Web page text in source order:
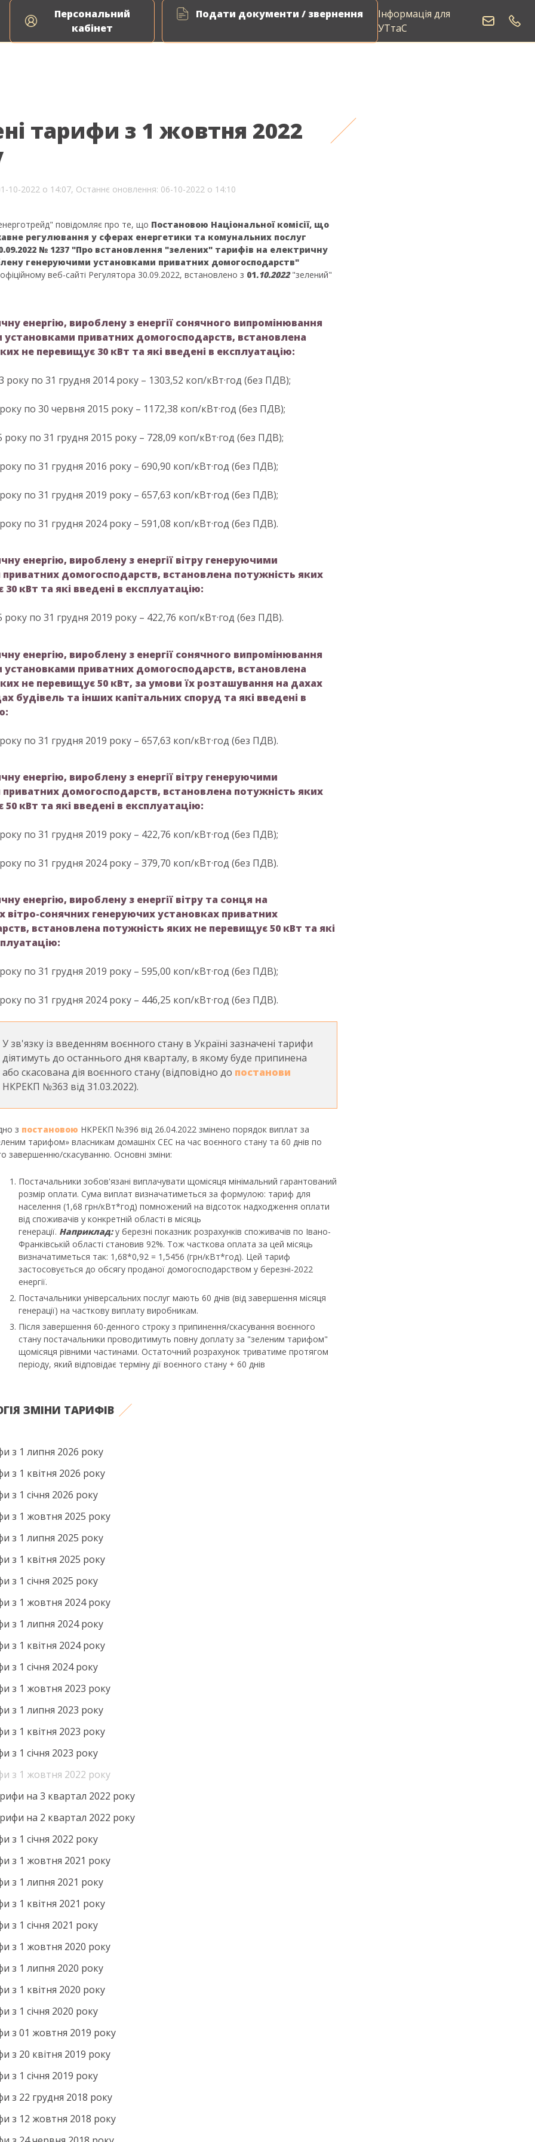
Персональний
кабінет
Подати документи / звернення
Інформація для
УТтаС
тарифи з 1 жовтня 2022
10-2022 о 14:07, Останнє оновлення: 06-10-2022 о 14:10
повідомляє про те, що Постановою Національної комісії, що
регулювання у сферах енергетики та комунальних послуг
№ 1237 "Про встановлення "зелених" тарифів на електричну
генеруючими установками приватних домогосподарств"
веб-сайті Регулятора 30.09.2022, встановлено з 01.10.2022"зелений"
енергію, вироблену з енергії сонячного випромінювання
приватних домогосподарств, встановлена
не перевищує 30 кВт та які введені в експлуатацію:
року по 31 грудня 2014 року – 1303,52 коп/кВт·год (без ПДВ);
року по 30 червня 2015 року – 1172,38 коп/кВт·год (без ПДВ);
року по 31 грудня 2015 року – 728,09 коп/кВт·год (без ПДВ);
року по 31 грудня 2016 року – 690,90 коп/кВт·год (без ПДВ);
року по 31 грудня 2019 року – 657,63 коп/кВт·год (без ПДВ);
року по 31 грудня 2024 року – 591,08 коп/кВт·год (без ПДВ).
енергію, вироблену з енергії вітру генеруючими
домогосподарств, встановлена потужність яких
кВт та які введені в експлуатацію:
року по 31 грудня 2019 року – 422,76 коп/кВт·год (без ПДВ).
енергію, вироблену з енергії сонячного випромінювання
приватних домогосподарств, встановлена
не перевищує 50 кВт, за умови їх розташування на дахах
будівель та інших капітальних споруд та які введені в
року по 31 грудня 2019 року – 657,63 коп/кВт·год (без ПДВ).
енергію, вироблену з енергії вітру генеруючими
домогосподарств, встановлена потужність яких
кВт та які введені в експлуатацію:
року по 31 грудня 2019 року – 422,76 коп/кВт·год (без ПДВ);
року по 31 грудня 2024 року – 379,70 коп/кВт·год (без ПДВ).
енергію, вироблену з енергії вітру та сонця на
вітро-сонячних генеруючих установках приватних
встановлена потужність яких не перевищує 50 кВт та які
року по 31 грудня 2019 року – 595,00 коп/кВт·год (без ПДВ);
року по 31 грудня 2024 року – 446,25 коп/кВт·год (без ПДВ).
У зв'язку із введенням воєнного стану в Україні зазначені тарифи
діятимуть до останнього дня кварталу, в якому буде припинена
або скасована дія воєнного стану (відповідно до постанови
НКРЕКП №363 від 31.03.2022).
з постановою НКРЕКП №396 від 26.04.2022 змінено порядок виплат за
тарифом» власникам домашніх СЕС на час воєнного стану та 60 днів по
завершенню/скасуванню. Основні зміни:
Постачальники зобов'язані виплачувати щомісяця мінімальний гарантований
розмір оплати. Сума виплат визначатиметься за формулою: тариф для
населення (1,68 грн/кВт*год) помножений на відсоток надходження оплати
від споживачів у конкретній області в місяць
генерації. Наприклад:у березні показник розрахунків споживачів по Івано-
Франківській області становив 92%. Тож часткова оплата за цей місяць
визначатиметься так: 1,68*0,92 = 1,5456 (грн/кВт*год). Цей тариф
застосовується до обсягу проданої домогосподарством у березні-2022
енергії.
Постачальники універсальних послуг мають 60 днів (від завершення місяця
генерації) на часткову виплату виробникам.
Після завершення 60-денного строку з припинення/скасування воєнного
стану постачальники проводитимуть повну доплату за "зеленим тарифом"
щомісяця рівними частинами. Остаточний розрахунок триватиме протягом
періоду, який відповідає терміну дії воєнного стану + 60 днів
ЗМІНИ ТАРИФІВ
з 1 липня 2026 року
з 1 квітня 2026 року
з 1 січня 2026 року
з 1 жовтня 2025 року
з 1 липня 2025 року
з 1 квітня 2025 року
з 1 січня 2025 року
з 1 жовтня 2024 року
з 1 липня 2024 року
з 1 квітня 2024 року
з 1 січня 2024 року
з 1 жовтня 2023 року
з 1 липня 2023 року
з 1 квітня 2023 року
з 1 січня 2023 року
з 1 жовтня 2022 року
на 3 квартал 2022 року
на 2 квартал 2022 року
з 1 січня 2022 року
з 1 жовтня 2021 року
з 1 липня 2021 року
з 1 квітня 2021 року
з 1 січня 2021 року
з 1 жовтня 2020 року
з 1 липня 2020 року
з 1 квітня 2020 року
з 1 січня 2020 року
з 01 жовтня 2019 року
з 20 квітня 2019 року
з 1 січня 2019 року
з 22 грудня 2018 року
з 12 жовтня 2018 року